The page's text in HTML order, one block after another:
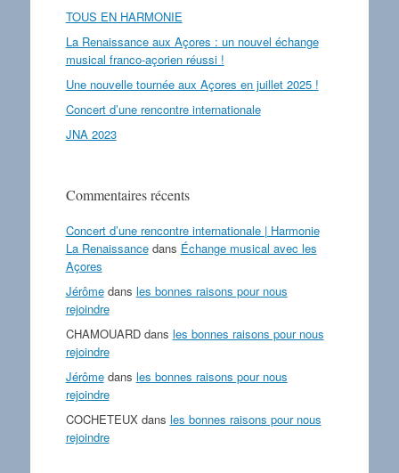
TOUS EN HARMONIE
La Renaissance aux Açores : un nouvel échange
musical franco-açorien réussi !
Une nouvelle tournée aux Açores en juillet 2025 !
Concert d’une rencontre internationale
JNA 2023
Commentaires récents
Concert d’une rencontre internationale | Harmonie
La Renaissancedans Échange musical avec les
Açores
Jérômedans les bonnes raisons pour nous
rejoindre
CHAMOUARDdans les bonnes raisons pour nous
rejoindre
Jérômedans les bonnes raisons pour nous
rejoindre
COCHETEUX dans les bonnes raisons pour nous
rejoindre